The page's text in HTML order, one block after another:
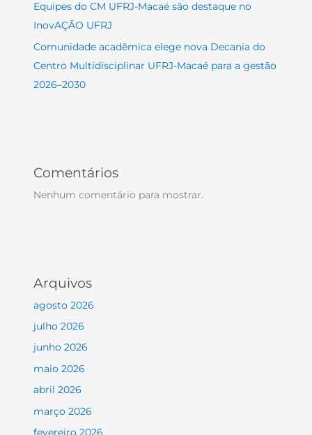
Equipes do CM UFRJ-Macaé são destaque no
InovAÇÃO UFRJ
Comunidade acadêmica elege nova Decania do
Centro Multidisciplinar UFRJ-Macaé para a gestão
2026–2030
Comentários
Nenhum comentário para mostrar.
Arquivos
agosto 2026
julho 2026
junho 2026
maio 2026
abril 2026
março 2026
fevereiro 2026